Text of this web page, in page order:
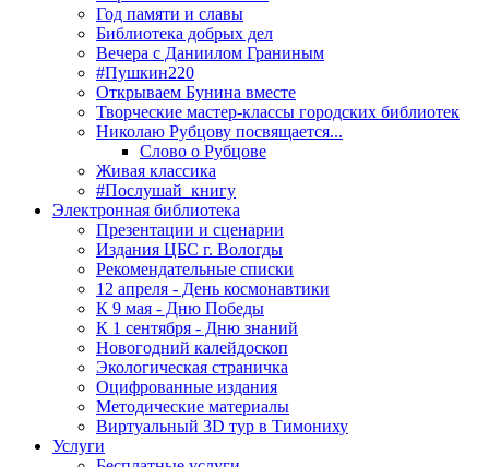
Год памяти и славы
Библиотека добрых дел
Вечера с Даниилом Граниным
#Пушкин220
Открываем Бунина вместе
Творческие мастер-классы городских библиотек
Николаю Рубцову посвящается...
Слово о Рубцове
Живая классика
#Послушай_книгу
Электронная библиотека
Презентации и сценарии
Издания ЦБС г. Вологды
Рекомендательные списки
12 апреля - День космонавтики
К 9 мая - Дню Победы
К 1 сентября - Дню знаний
Новогодний калейдоскоп
Экологическая страничка
Оцифрованные издания
Методические материалы
Виртуальный 3D тур в Тимониху
Услуги